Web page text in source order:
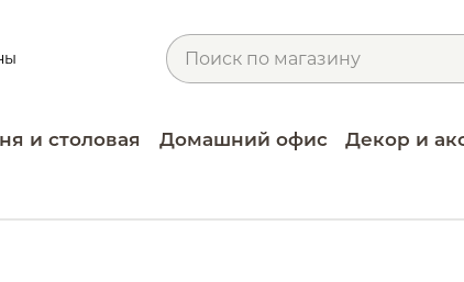
и столовая Домашний офис Декор и